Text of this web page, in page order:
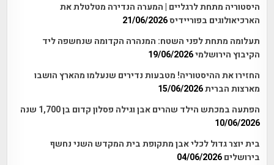
היסטוריה מתחת לרגליים | המערה הנדירה מטלטלת את
הארכיאולוגים בפוריידיס21/06/2026
תעלומה מתחת לפני השטח: המנהרה הקדומה שנחשפה ליד
הקיבוץ הירושלמי19/06/2026
החזירו את ההיסטוריה! מטבעות נדירים שנעלמו מהארץ הושבו
מארצות הברית15/06/2026
הפתעה במכתש הילד שהרים אבן וגילה פסלון קדום בן 1,700 שנה
10/06/2026
בית יוצר גדול לכלי אבן מתקופת בית המקדש השני נחשף
בירושלים 04/06/2026